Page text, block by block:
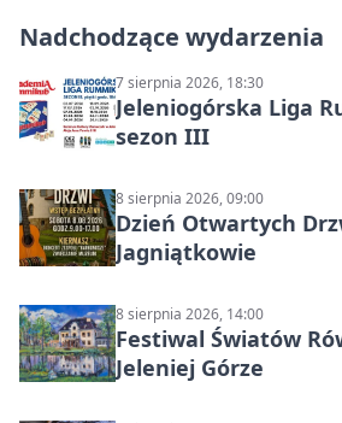
Nadchodzące wydarzenia
7 sierpnia 2026, 18:30
Jeleniogórska Liga
sezon III
8 sierpnia 2026, 09:00
Dzień Otwartych
Jagniątkowie
8 sierpnia 2026, 14:00
Festiwal Światów
Jeleniej Górze